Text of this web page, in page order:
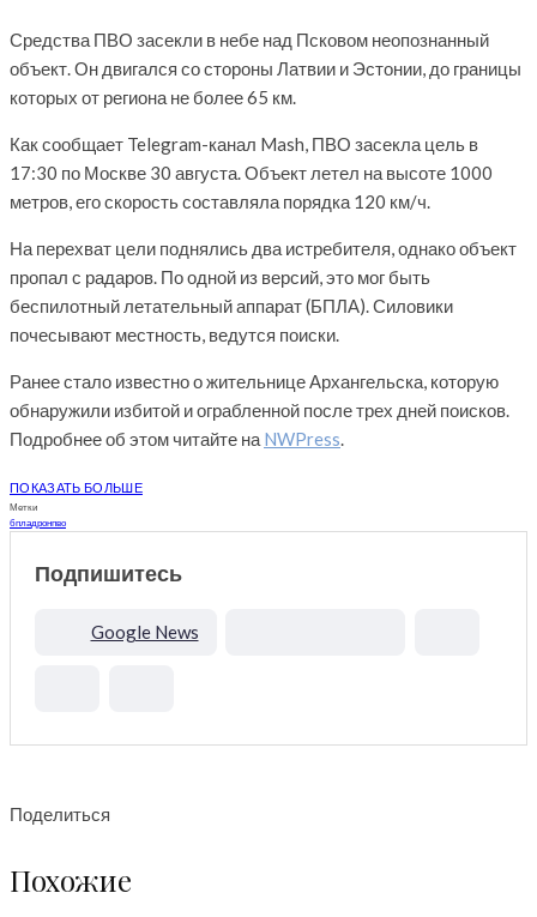
Средства ПВО засекли в небе над Псковом неопознанный
объект. Он двигался со стороны Латвии и Эстонии, до границы
которых от региона не более 65 км.
Как сообщает Telegram-канал Mash, ПВО засекла цель в
17:30 по Москве 30 августа. Объект летел на высоте 1000
метров, его скорость составляла порядка 120 км/ч.
На перехват цели поднялись два истребителя, однако объект
пропал с радаров. По одной из версий, это мог быть
беспилотный летательный аппарат (БПЛА). Силовики
почесывают местность, ведутся поиски.
Ранее стало известно о жительнице Архангельска, которую
обнаружили избитой и ограбленной после трех дней поисков.
Подробнее об этом читайте на NWPress.
ПОКАЗАТЬ БОЛЬШЕ
Метки
бпладронпво
Подпишитесь
Google News
Поделиться
Похожие